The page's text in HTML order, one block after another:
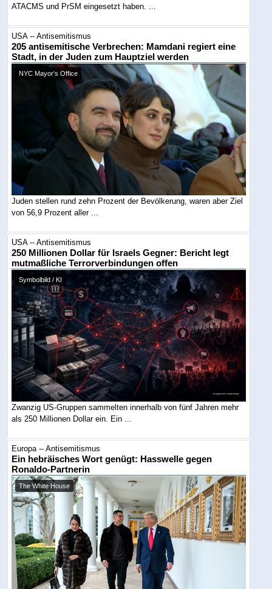
ATACMS und PrSM eingesetzt haben. ...
USA -- Antisemitismus
205 antisemitische Verbrechen: Mamdani regiert eine
Stadt, in der Juden zum Hauptziel werden
NYC Mayor's Office
Juden stellen rund zehn Prozent der Bevölkerung, waren aber Ziel
von 56,9 Prozent aller ...
USA -- Antisemitismus
250 Millionen Dollar für Israels Gegner: Bericht legt
mutmaßliche Terrorverbindungen offen
Symbolbild / KI
Zwanzig US-Gruppen sammelten innerhalb von fünf Jahren mehr
als 250 Millionen Dollar ein. Ein ...
Europa -- Antisemitismus
Ein hebräisches Wort genügt: Hasswelle gegen
Ronaldo-Partnerin
The White House